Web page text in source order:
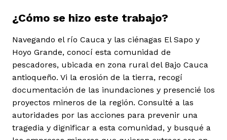
¿Cómo se hizo este trabajo?
Navegando el río Cauca y las ciénagas El Sapo y
Hoyo Grande, conocí esta comunidad de
pescadores, ubicada en zona rural del Bajo Cauca
antioqueño. Vi la erosión de la tierra, recogí
documentación de las inundaciones y presencié los
proyectos mineros de la región. Consulté a las
autoridades por las acciones para prevenir una
tragedia y dignificar a esta comunidad, y busqué a
del Cesar